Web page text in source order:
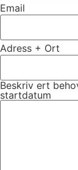
Email
Adress + Ort
Beskriv ert
startdatum